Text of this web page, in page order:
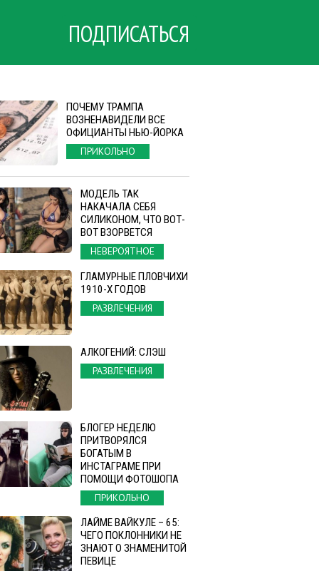
ПОДПИСАТЬСЯ
ПОЧЕМУ ТРАМПА
ВОЗНЕНАВИДЕЛИ ВСЕ
ОФИЦИАНТЫ НЬЮ-ЙОРКА
ПРИКОЛЬНО
МОДЕЛЬ ТАК
НАКАЧАЛА СЕБЯ
СИЛИКОНОМ, ЧТО ВОТ-
ВОТ ВЗОРВЕТСЯ
НЕВЕРОЯТНОЕ
ГЛАМУРНЫЕ ПЛОВЧИХИ
1910-Х ГОДОВ
РАЗВЛЕЧЕНИЯ
АЛКОГЕНИЙ: СЛЭШ
РАЗВЛЕЧЕНИЯ
БЛОГЕР НЕДЕЛЮ
ПРИТВОРЯЛСЯ
БОГАТЫМ В
ИНСТАГРАМЕ ПРИ
ПОМОЩИ ФОТОШОПА
ПРИКОЛЬНО
ЛАЙМЕ ВАЙКУЛЕ – 65:
ЧЕГО ПОКЛОННИКИ НЕ
ЗНАЮТ О ЗНАМЕНИТОЙ
ПЕВИЦЕ